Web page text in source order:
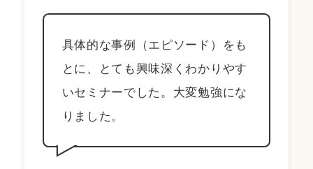
具体的な事例（エピソード）をも
とに、とても興味深くわかりやす
いセミナーでした。大変勉強にな
りました。